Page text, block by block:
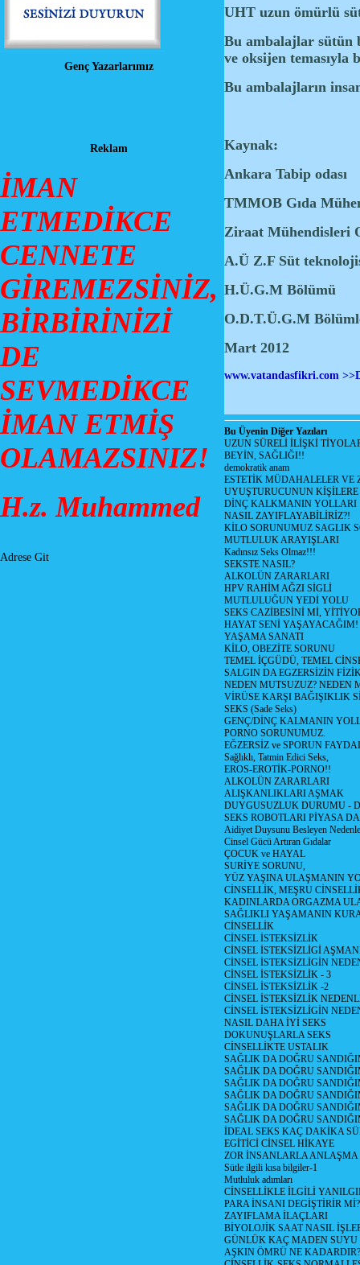
Genç Yazarlarımız
Reklam
İMAN
ETMEDİKCE
CENNETE
GİREMEZSİNİZ,
BİRBİRİNİZİ
DE
SEVMEDİKCE
İMAN ETMİŞ
OLAMAZSINIZ!
H.z. Muhammed
Adrese Git
UHT uzun ömürlü
Bu ambalajlar sütün
ve oksijen
Bu ambalajların
Kaynak:
Ankara Tabip odası
TMMOB Gıda
Ziraat Mühendisleri
A.Ü Z.F Süt
H.Ü.G.M Bölümü
O.D.T.Ü.G.M
Mart 2012
www.vatandasfikri.com
Bu Üyenin Diğer Yazıları
UZUN SÜRELİ İLİŞKİ
BEYİN, SAĞLIĞI!!
demokratik anam
ESTETİK MÜDAHALELER VE
UYUŞTURUCUNUN
DİNÇ KALKMANIN YOLLARI
NASIL ZAYIFLAYABİLİRİZ?!
KİLO SORUNUMUZ SAGLIK
MUTLULUK ARAYIŞLARI
Kadınsız Seks Olmaz!!!
SEKSTE NASIL?
ALKOLÜN ZARARLARI
HPV RAHİM AĞZI SİGLİ
MUTLULUĞUN YEDİ YOLU
SEKS CAZİBESİNİ Mİ,
HAYAT SENİ YAŞAYACAĞIM!
YAŞAMA SANATI
KİLO, OBEZİTE SORUNU
TEMEL İÇGÜDÜ, TEMEL
SALGIN DA EGZERSİZİN
NEDEN MUTSUZUZ? NEDEN
VİRÜSE KARŞI BAĞIŞIKLIK
SEKS (Sade Seks)
GENÇ/DİNÇ KALMANIN
PORNO SORUNUMUZ.
EĞZERSİZ ve SPORUN
Sağlıklı, Tatmin Edici Seks,
EROS-EROTİK-PORNO!!
ALKOLÜN ZARARLARI
ALIŞKANLIKLARI AŞMAK
DUYGUSUZLUK DURUMU -
SEKS ROBOTLARI PİYASA DA
Aidiyet Duysunu Besleyen
Cinsel Gücü Artıran Gıdalar
ÇOCUK ve HAYAL
SURİYE SORUNU,
YÜZ YAŞINA ULAŞMANIN
CİNSELLİK, MEŞRU
KADINLARDA ORGAZMA
SAĞLIKLI YAŞAMANIN
CİNSELLİK
CİNSEL İSTEKSİZLİK
CİNSEL İSTEKSİZLİGİ
CİNSEL İSTEKSİZLİGİN
CİNSEL İSTEKSİZLİK - 3
CİNSEL İSTEKSİZLİK -2
CİNSEL İSTEKSİZLİK
CİNSEL İSTEKSİZLİGİN
NASIL DAHA İYİ SEKS
DOKUNUŞLARLA SEKS
CİNSELLİKTE USTALIK
SAĞLIK DA DOĞRU
SAĞLIK DA DOĞRU
SAĞLIK DA DOĞRU
SAĞLIK DA DOĞRU
SAĞLIK DA DOĞRU
SAĞLIK DA DOĞRU
İDEAL SEKS KAÇ DAKİKA
EGİTİCİ CİNSEL HİKAYE
ZOR İNSANLARLA ANLAŞMA
Sütle ilgili kısa bilgiler-1
Mutluluk adımları
CİNSELLİKLE İLGİLİ
PARA İNSANI DEGİŞTİRİR Mİ?
ZAYIFLAMA İLAÇLARI
BİYOLOJİK SAAT NASIL
GÜNLÜK KAÇ MADEN SUYU
AŞKIN ÖMRÜ NE KADARDIR?